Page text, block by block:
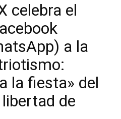
celebra el
a la
la fiesta» del
de